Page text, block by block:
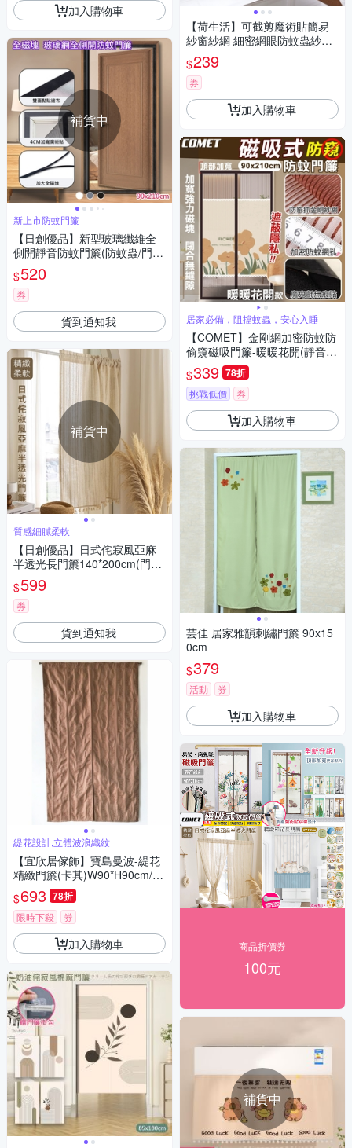
加入購物車
補貨中
新上市防蚊門簾
【日創優品】新型玻璃纖維全
側開靜音防蚊門簾(防蚊蟲/門
簾/隔斷簾/免打孔魔術貼/紗門
簾)
$520
券
貨到通知我
補貨中
質感細膩柔軟
【日創優品】日式侘寂風亞麻
半透光長門簾140*200cm(門簾/
風水簾/窗簾/窗紗/隔斷簾/咖啡
簾)
$599
券
貨到通知我
緹花設計,立體波浪織紋
【宜欣居傢飾】寶島曼波-緹花
精緻門簾(卡其)W90*H90cm/風
水簾/台灣製MIT
$693 78折
限時下殺 券
加入購物車
【荷生活】可截剪魔術貼簡易
紗窗紗網 細密網眼防蚊蟲紗窗
貼-小號2入組
$239
券
加入購物車
居家必備，阻擋蚊蟲，安心入睡
【COMET】金剛網加密防蚊防
偷窺磁吸門簾-暖暖花開(靜音門
簾 免打孔門簾 防蚊門簾 磁釦門
簾 磁吸門簾/YJB012)
$339 78折
挑戰低價 券
加入購物車
芸佳 居家雅韻刺繡門簾 90x15
0cm
$379
活動 券
加入購物車
商品折價券
100元
補貨中